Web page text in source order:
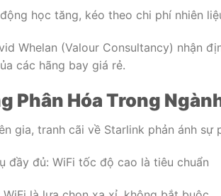
học tăng, kéo theo chi phí nhiên
Whelan (Valour Consultancy) nhận
các hãng bay giá rẻ.
Phân Hóa Trong
gia, tranh cãi về Starlink phản ánh
đầy đủ: WiFi tốc độ cao là tiêu chuẩn